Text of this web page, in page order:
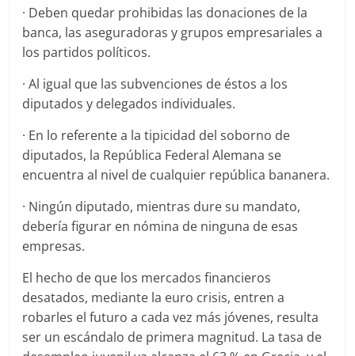
· Deben quedar prohibidas las donaciones de la
banca, las aseguradoras y grupos empresariales a
los partidos políticos.
· Al igual que las subvenciones de éstos a los
diputados y delegados individuales.
· En lo referente a la tipicidad del soborno de
diputados, la República Federal Alemana se
encuentra al nivel de cualquier república bananera.
· Ningún diputado, mientras dure su mandato,
debería figurar en nómina de ninguna de esas
empresas.
El hecho de que los mercados financieros
desatados, mediante la euro crisis, entren a
robarles el futuro a cada vez más jóvenes, resulta
ser un escándalo de primera magnitud. La tasa de